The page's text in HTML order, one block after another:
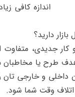
اندازه کافی
دارید؟
کار جدیدی،
طرح یا
و خارجی تان
وقت شما شود.